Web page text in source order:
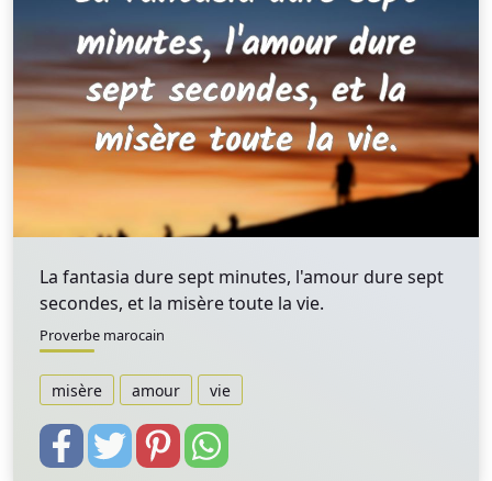
La fantasia dure sept minutes, l'amour dure sept
secondes, et la misère toute la vie.
Proverbe marocain
misère amour vie